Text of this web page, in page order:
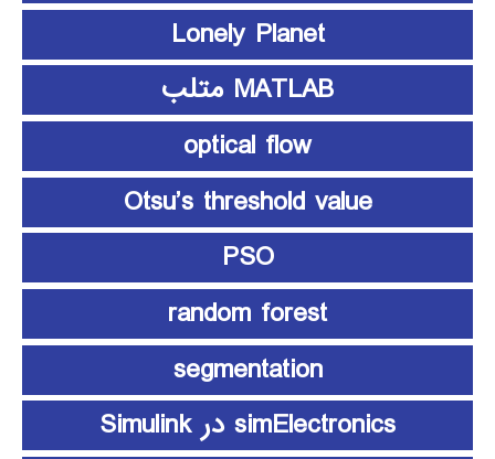
Lonely Planet
MATLAB متلب
optical flow
Otsu’s threshold value
PSO
random forest
segmentation
simElectronics در Simulink